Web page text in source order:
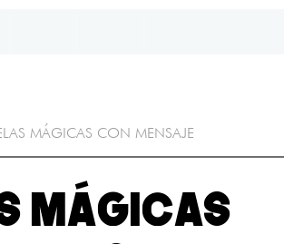
MÁGICAS CON MENSAJE
MÁGICAS